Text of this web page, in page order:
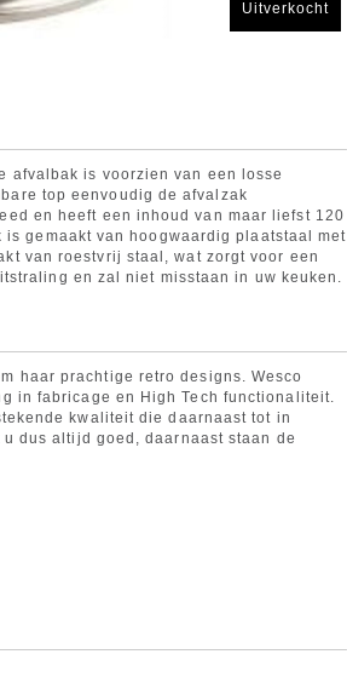
Uitverkocht
afvalbak is voorzien van een losse
top eenvoudig de afvalzak
en heeft een inhoud van maar liefst 120
gemaakt van hoogwaardig plaatstaal met
van roestvrij staal, wat zorgt voor een
en zal niet misstaan in uw keuken.
haar prachtige retro designs. Wesco
in fabricage en High Tech functionaliteit.
kwaliteit die daarnaast tot in
dus altijd goed, daarnaast staan de